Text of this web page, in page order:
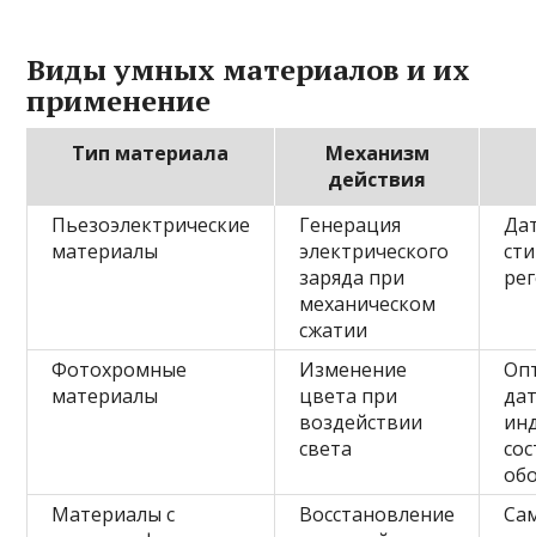
Виды умных материалов и их
применение
Тип материала
Механизм
действия
Пьезоэлектрические
материалы
Генерация
электрического
заряда при
механическом
сжатии
Фотохромные
материалы
Изменение
цвета при
воздействии
света
Материалы с
Восстановление